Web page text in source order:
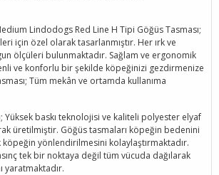
Lindodogs Red Line H Tipi Göğüs Tasması;
için özel olarak tasarlanmıştır. Her ırk ve
ölçüleri bulunmaktadır. Sağlam ve ergonomik
ve konforlu bir şekilde köpeğinizi gezdirmenize
Tüm mekân ve ortamda kullanıma
Yüksek baskı teknolojisi ve kaliteli polyester elyaf
üretilmiştir. Göğüs tasmaları köpeğin bedenini
yönlendirilmesini kolaylaştırmaktadır.
tek bir noktaya değil tüm vücuda dağılarak
yaratmaktadır.